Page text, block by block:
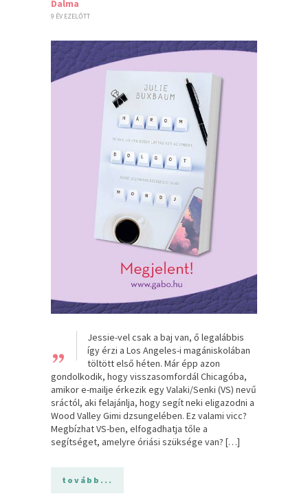
Dalma
9 ÉV EZELŐTT
„
Jessie-vel ​csak a baj van, ő legalábbis
így érzi a Los Angeles-i magániskolában
töltött első héten. Már épp azon
gondolkodik, hogy visszasomfordál Chicagóba,
amikor e-mailje érkezik egy Valaki/Senki (VS) nevű
sráctól, aki felajánlja, hogy segít neki eligazodni a
Wood Valley Gimi dzsungelében. Ez valami vicc?
Megbízhat VS-ben, elfogadhatja tőle a
segítséget, amelyre óriási szüksége van? […]
tovább...